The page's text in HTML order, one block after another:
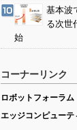
基本波
る次世
始
コーナーリンク
ロボットフォーラム
エッジコンピューテ